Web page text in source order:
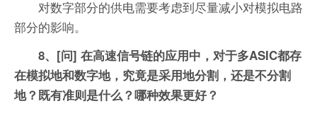
对数字部分的供电需要考虑到尽量减小对模拟电路
部分的影响。
8、[问] 在高速信号链的应用中，对于多ASIC都存
在模拟地和数字地，究竟是采用地分割，还是不分割
地？既有准则是什么？哪种效果更好？